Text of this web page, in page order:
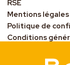
RSE
Mentions légales
Politique de
Conditions